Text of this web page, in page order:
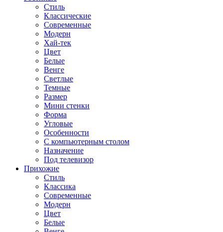
Стиль
Классические
Современные
Модерн
Хай-тек
Цвет
Белые
Венге
Светлые
Темные
Размер
Мини стенки
Форма
Угловые
Особенности
С компьютерным столом
Назначение
Под телевизор
Прихожие
Стиль
Классика
Современные
Модерн
Цвет
Белые